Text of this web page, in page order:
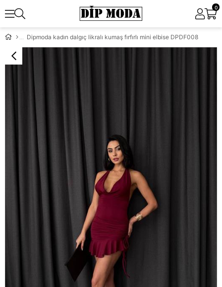
0
Dipmoda kadın dalgıç likralı kumaş fırfırlı mini elbise DPDF008